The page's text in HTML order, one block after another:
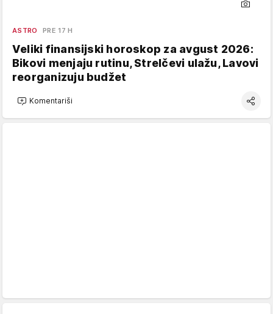
ASTRO PRE 17 H
Veliki finansijski horoskop za avgust 2026:
Bikovi menjaju rutinu, Strelčevi ulažu, Lavovi
reorganizuju budžet
Komentariši